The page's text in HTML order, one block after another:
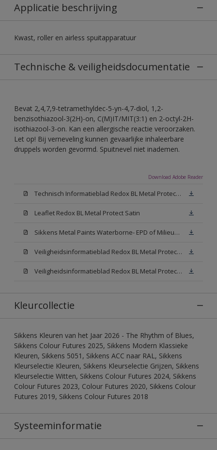
Applicatie beschrijving
Kwast, roller en airless spuitapparatuur
Technische & veiligheidsdocumentatie
Bevat 2,4,7,9-tetramethyldec-5-yn-4,7-diol, 1,2-
benzisothiazool-3(2H)-on, C(M)IT/MIT(3:1) en 2-octyl-2H-
isothiazool-3-on. Kan een allergische reactie veroorzaken.
Let op! Bij verneveling kunnen gevaarlijke inhaleerbare
druppels worden gevormd. Spuitnevel niet inademen.
Download Adobe Reader
Technisch Informatieblad Redox BL Metal Protect (PDF)
Leaflet Redox BL Metal Protect Satin
Sikkens Metal Paints Waterborne- EPD of Milieuproductverklaring
Veiligheidsinformatieblad Redox BL Metal Protect Satin N00 (MSDS)
Veiligheidsinformatieblad Redox BL Metal Protect Satin White W05 (MSDS)
Kleurcollectie
Sikkens Kleuren van het Jaar 2026 - The Rhythm of Blues,
Sikkens Colour Futures 2025, Sikkens Modern Klassieke
Kleuren, Sikkens 5051, Sikkens ACC naar RAL, Sikkens
Kleurselectie Kleuren, Sikkens Kleurselectie Grijzen, Sikkens
Kleurselectie Witten, Sikkens Colour Futures 2024, Sikkens
Colour Futures 2023, Colour Futures 2020, Sikkens Colour
Futures 2019, Sikkens Colour Futures 2018
Systeeminformatie